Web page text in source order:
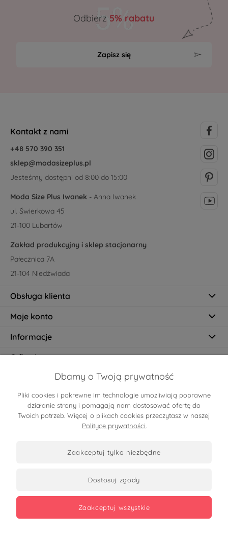
Odbierz 5% rabatu
Zapisz się
Kontakt z nami
+48 570 390 351
sklep@modasizeplus.pl
Jesteśmy dostępni od 8:00 do 15:00
Moda Size Plus Iwanek - Anna Iwanek
ul. Świerkowa 45
21-100 Lubartów
Zakład produkcyjny i sklep stacjonarny
Pałecznica 7A
21-104 Niedźwiada
Obsługa klienta
Moje konto
Informacje
O firmie
Certyfikaty
Dbamy o Twoją prywatność
Pliki cookies i pokrewne im technologie umożliwiają poprawne
działanie strony i pomagają nam dostosować ofertę do
Twoich potrzeb. Więcej o plikach cookies przeczytasz w naszej
Polityce prywatności.
zaakceptuj tylko niezbędne
dostosuj zgody
zaakceptuj wszystkie